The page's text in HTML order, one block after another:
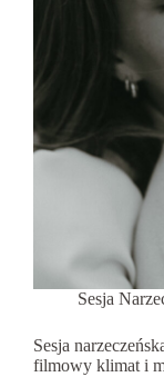
Sesja
Sesja
filmowy klimat i